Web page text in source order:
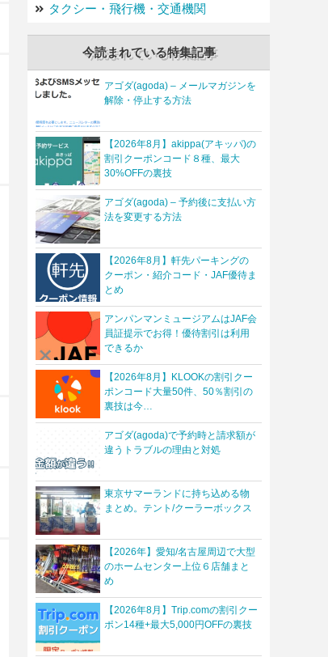
タクシー・飛行機・交通機関
今読まれている特集記事
アゴダ(agoda) – メールマガジンを
解除・停止する方法
【2026年8月】akippa(アキッパ)の
割引クーポンコード８種、最大
30%OFFの裏技
アゴダ(agoda) – 予約後に支払い方
法を変更する方法
【2026年8月】軒先パーキングの
クーポン・紹介コード・JAF優待ま
とめ
アンパンマンミュージアムはJAF会
員証提示でお得！優待割引は利用
できるか
【2026年8月】KLOOKの割引クー
ポンコード大量50件、50％割引の
裏技は今…
アゴダ(agoda)で予約時と請求額が
違うトラブルの理由と対処
東京サマーランドに持ち込める物
まとめ。テント/クーラーボックス
【2026年】愛知/名古屋周辺で大型
のホームセンター上位６店舗まと
め
【2026年8月】Trip.comの割引クー
ポン14種+最大5,000円OFFの裏技